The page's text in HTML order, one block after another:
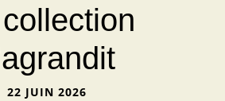
22 JUIN 2026